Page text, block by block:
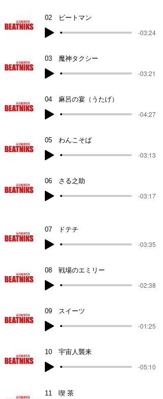
02 ビートマン
-03:24
03 魔神タクシー
-03:21
04 麻呂の宴（うたげ）
-04:27
05 わんこそば
-03:13
06 さる之助
-03:17
07 ドテチ
-03:35
08 戦場のエミリー
-02:38
09 スイーツ
-01:25
10 宇宙人襲来
-05:10
11 喫 茶